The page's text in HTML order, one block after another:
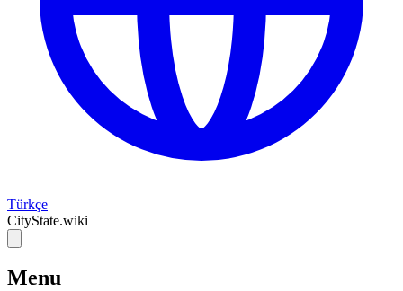
Türkçe
CityState.wiki
Menu